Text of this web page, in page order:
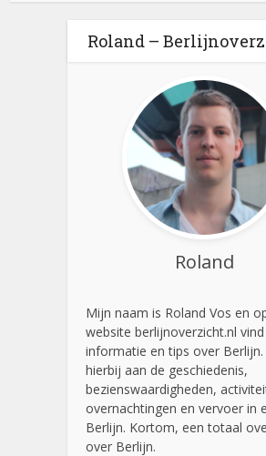
Roland –
Roland
Mijn naam is Roland Vos en
website berlijnoverzicht.nl
informatie en tips over
hierbij aan de geschiedenis,
bezienswaardigheden,
overnachtingen en vervoer in
Berlijn. Kortom, een totaal
over Berlijn.